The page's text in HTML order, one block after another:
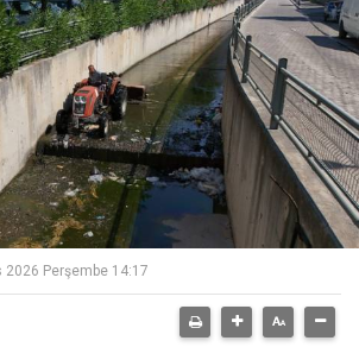
2026 Perşembe 14:17